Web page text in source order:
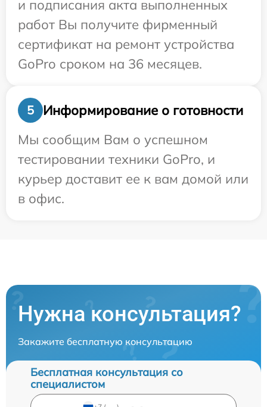
и подписания акта выполненных
работ Вы получите фирменный
сертификат на ремонт устройства
GoPro сроком на 36 месяцев.
5
Информирование о готовности
Мы сообщим Вам о успешном
тестировании техники GoPro, и
курьер доставит ее к вам домой или
в офис.
Нужна консультация?
Закажите бесплатную консультацию
Бесплатная консультация со
специалистом